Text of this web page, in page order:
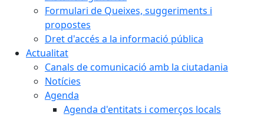
Formulari de Queixes, suggeriments i
propostes
Dret d'accés a la informació pública
Actualitat
Canals de comunicació amb la ciutadania
Notícies
Agenda
Agenda d'entitats i comerços locals